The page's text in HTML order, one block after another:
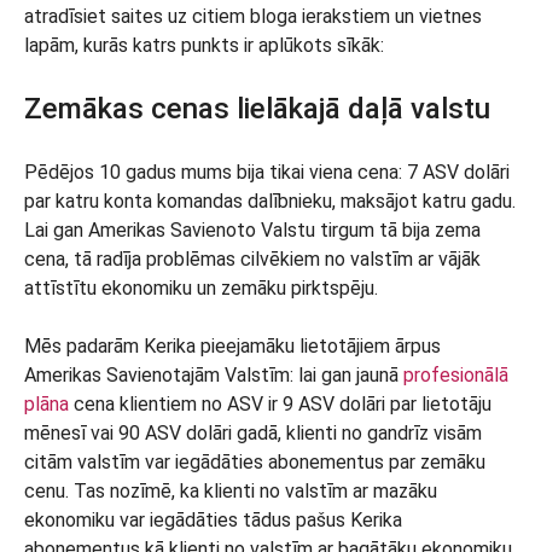
atradīsiet saites uz citiem bloga ierakstiem un vietnes
lapām, kurās katrs punkts ir aplūkots sīkāk:
Zemākas cenas lielākajā daļā valstu
Pēdējos 10 gadus mums bija tikai viena cena: 7 ASV dolāri
par katru konta komandas dalībnieku, maksājot katru gadu.
Lai gan Amerikas Savienoto Valstu tirgum tā bija zema
cena, tā radīja problēmas cilvēkiem no valstīm ar vājāk
attīstītu ekonomiku un zemāku pirktspēju.
Mēs padarām Kerika pieejamāku lietotājiem ārpus
Amerikas Savienotajām Valstīm: lai gan jaunā profesionālā
plāna cena klientiem no ASV ir 9 ASV dolāri par lietotāju
mēnesī vai 90 ASV dolāri gadā, klienti no gandrīz visām
citām valstīm var iegādāties abonementus par zemāku
cenu. Tas nozīmē, ka klienti no valstīm ar mazāku
ekonomiku var iegādāties tādus pašus Kerika